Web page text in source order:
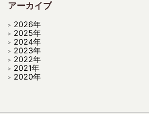
アーカイブ
2026年
2025年
2024年
2023年
2022年
2021年
2020年